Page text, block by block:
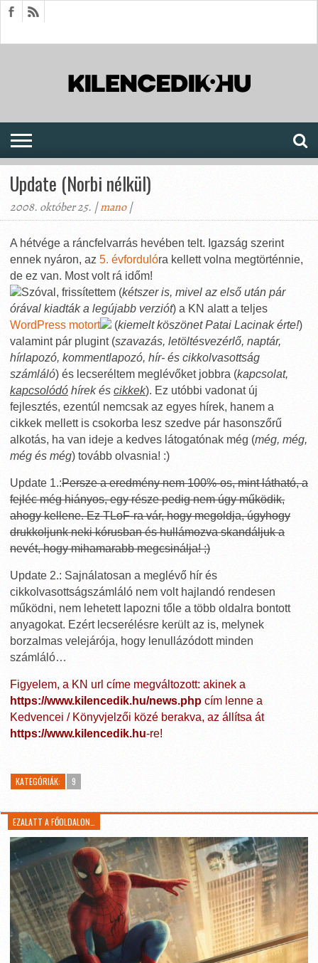
Update (Norbi nélkül)
2008. október 25. |mano|
A hétvége a ráncfelvarrás hevében telt. Igazság szerint
ennek nyáron, az 5. évfordulóra kellett volna megtörténnie,
de ez van. Most volt rá időm!
Szóval, frissítettem (kétszer is, mivel az első után pár
órával kiadták a legújabb verziót) a KN alatt a teljes
WordPress motort
(kiemelt köszönet Patai Lacinak érte!)
valamint pár plugint (szavazás, letöltésvezérlő, naptár,
hírlapozó, kommentlapozó, hír- és cikkolvasottság
számláló) és lecseréltem meglévőket jobbra (kapcsolat,
kapcsolódó hírek és cikkek). Ez utóbbi vadonat új
fejlesztés, ezentúl nemcsak az egyes hírek, hanem a
cikkek mellett is csokorba lesz szedve pár hasonszőrű
alkotás, ha van ideje a kedves látogatónak még (még, még,
még és még) tovább olvasnia! :)
Update 1.:Persze a eredmény nem 100%-os, mint látható, a
fejléc még hiányos, egy része pedig nem úgy működik,
ahogy kellene. Ez TLoF-ra vár, hogy megoldja, úgyhogy
drukkoljunk neki kórusban és hullámozva skandáljuk a
nevét, hogy mihamarabb megcsinálja! ;)
Update 2.: Sajnálatosan a meglévő hír és
cikkolvasottságszámláló nem volt hajlandó rendesen
működni, nem lehetett lapozni tőle a több oldalra bontott
anyagokat. Ezért lecserélésre került az is, melynek
borzalmas velejárója, hogy lenullázódott minden
számláló…
Figyelem, a KN url címe megváltozott: akinek a
https://www.kilencedik.hu/news.php cím lenne a
Kedvencei / Könyvjelzői közé berakva, az állítsa át
https://www.kilencedik.hu-re!
KATEGÓRIÁK: 9
EZALATT A FŐOLDALON…